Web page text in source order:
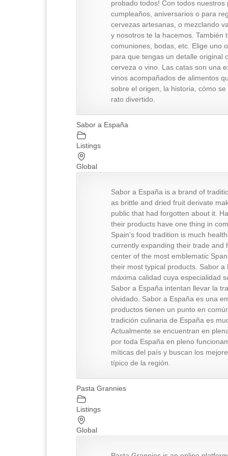
probado todos! Con todos
cumpleaños, aniversarios o para
cervezas artesanas, o mezclando
y nosotros te la hacemos.
comuniones, bodas, etc. Elige uno
para que tengas un detalle original
cerveza o vino. Las catas son una
vinos acompañados de alimentos
sobre el origen, la historia, cómo
rato divertido.
Sabor a España
Listings
Global
Sabor a España is a brand of
as brittle and dried fruit derivate
public that had forgotten about it.
their products have one thing in
Spain's food tradition is much
currently expanding their trade and
center of the most emblematic
their most typical products. Sabor
máxima calidad cuya especialidad
Sabor a España intentan llevar la
olvidado. Sabor a España es una
productos tienen un punto en
tradición culinaria de España es
Actualmente se encuentran en
por toda España en pleno
míticas del país y buscan los
típico de la región.
Pasta Grannies
Listings
Global